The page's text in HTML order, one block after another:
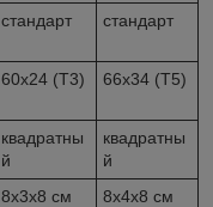
стандарт стандарт
60х24 (Т3) 66х34 (Т5)
квадратны
й
квадратны
й
8х3х8 см 8х4х8 см